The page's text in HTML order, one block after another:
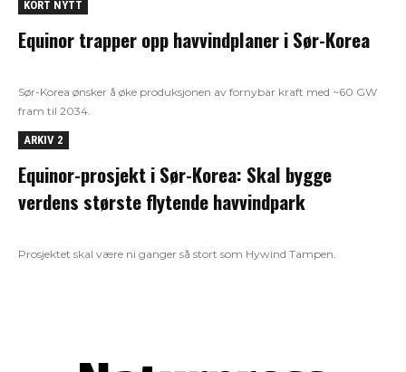
KORT NYTT
Equinor trapper opp havvindplaner i Sør-Korea
Sør-Korea ønsker å øke produksjonen av fornybar kraft med ~60 GW
fram til 2034.
ARKIV 2
Equinor-prosjekt i Sør-Korea: Skal bygge
verdens største flytende havvindpark
Prosjektet skal være ni ganger så stort som Hywind Tampen.